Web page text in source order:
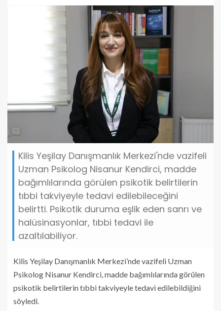
Kilis Yeşilay Danışmanlık Merkezi'nde vazifeli
Uzman Psikolog Nisanur Kendirci, madde
bağımlılarında görülen psikotik belirtilerin
tıbbi takviyeyle tedavi edilebileceğini
belirtti. Psikotik duruma eşlik eden sanrı ve
halüsinasyonlar, tıbbi tedavi ile
azaltılabiliyor.
Kilis Yeşilay Danışmanlık Merkezi’nde vazifeli Uzman
Psikolog Nisanur Kendirci, madde bağımlılarında görülen
psikotik belirtilerin tıbbi takviyeyle tedavi edilebildiğini
söyledi.